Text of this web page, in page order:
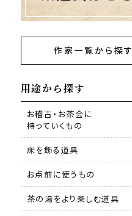
作家一覧から探す
用途から探す
お稽古・お茶会に
持っていくもの
床を飾る道具
お点前に使うもの
茶の湯をより楽しむ道具